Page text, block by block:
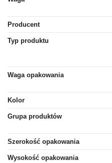
Producent
Typ produktu
Waga opakowania
Kolor
Grupa produktów
Szerokość opakowania
Wysokość opakowania